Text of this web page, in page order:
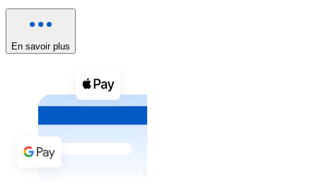
Voir toutes
Coupons crypto
Achetez des cryptomonnaies en espèces et d'autres
Acheter avec espèces
Virement SEPA
En savoir plus